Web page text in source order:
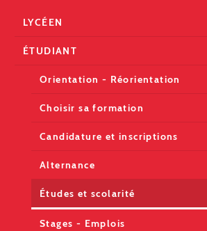
LYCÉEN
ÉTUDIANT
Orientation - Réorientation
Choisir sa formation
Candidature et inscriptions
Alternance
Études et scolarité
Stages - Emplois